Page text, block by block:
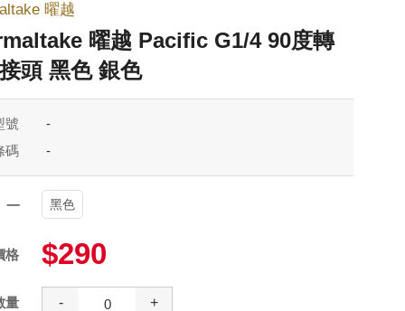
曜越
曜越 Pacific G1/4 90度轉
頭 黑色 銀色
號
-
碼
-
黑色
格 $290
量 - +